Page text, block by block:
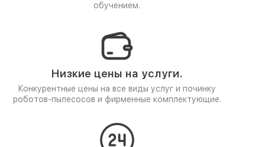
обучением.
Низкие цены на услуги.
Конкурентные цены на все виды услуг и починку
роботов-пылесосов и фирменные комплектующие.